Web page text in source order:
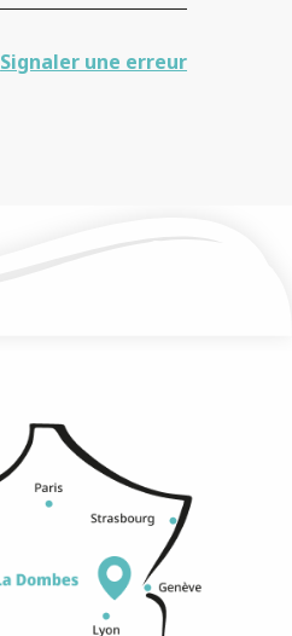
Signaler une erreur